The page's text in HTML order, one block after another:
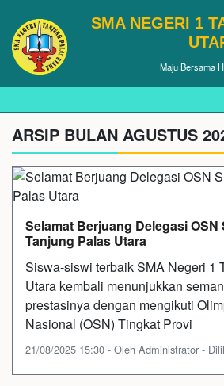
SMA NEGERI 1
Maju Bersama
ARSIP BULAN AGUSTUS
Selamat Berjuang Delegasi OSN
Tanjung Palas Utara
Siswa-siswi terbaik SMA Negeri 1
Utara kembali menunjukkan
prestasinya dengan mengikuti
Nasional (OSN) Tingkat Provi
21/08/2025 15:30 - Oleh Administrator -